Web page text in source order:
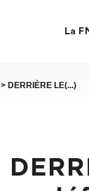
La
> DERRIÈRE LE(...)